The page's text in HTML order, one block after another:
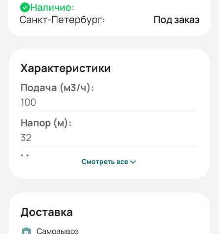
Наличие:
Санкт-Петербург:
Под заказ
Характеристики
Подача (м3/ч):
100
Напор (м):
32
Модель:
15
Бренд:
Смотреть все
Доставка
Самовывоз